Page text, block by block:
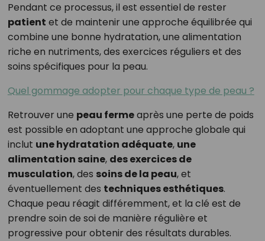
Pendant ce processus, il est essentiel de rester
patient et de maintenir une approche équilibrée qui
combine une bonne hydratation, une alimentation
riche en nutriments, des exercices réguliers et des
soins spécifiques pour la peau.
Quel gommage adopter pour chaque type de peau ?
Retrouver une peau fermeaprès une perte de poids
est possible en adoptant une approche globale qui
inclut une hydratation adéquate, une
alimentation saine, des exercices de
musculation, des soins de la peau, et
éventuellement des techniques esthétiques.
Chaque peau réagit différemment, et la clé est de
prendre soin de soi de manière régulière et
progressive pour obtenir des résultats durables.